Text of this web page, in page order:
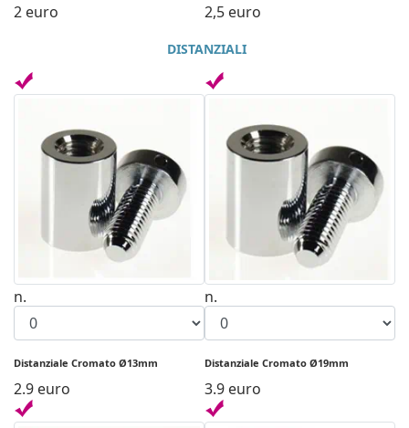
2 euro 2,5 euro
DISTANZIALI
n.
Distanziale Cromato Ø13mm
2.9 euro
n.
Distanziale Cromato Ø19mm
3.9 euro